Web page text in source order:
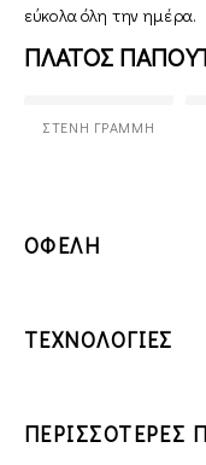
εύκολα όλη την ημέρα.
ΠΛΑΤΟΣ
ΣΤΕΝΉ ΓΡΑΜΜΉ
ΟΦΕΛΗ
ΤΕΧΝΟΛΟΓΙΕΣ
ΠΕΡΙΣΣΟΤΕΡΕΣ